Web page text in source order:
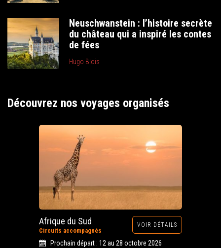
Neuschwanstein : l’histoire secrète
du château qui a inspiré les contes
de fées
Hugo Blois
Découvrez nos voyages organisés
Afrique du Sud
Circuits accompagnés
VOIR DÉTAILS
Prochain départ : 12 au 28 octobre 2026